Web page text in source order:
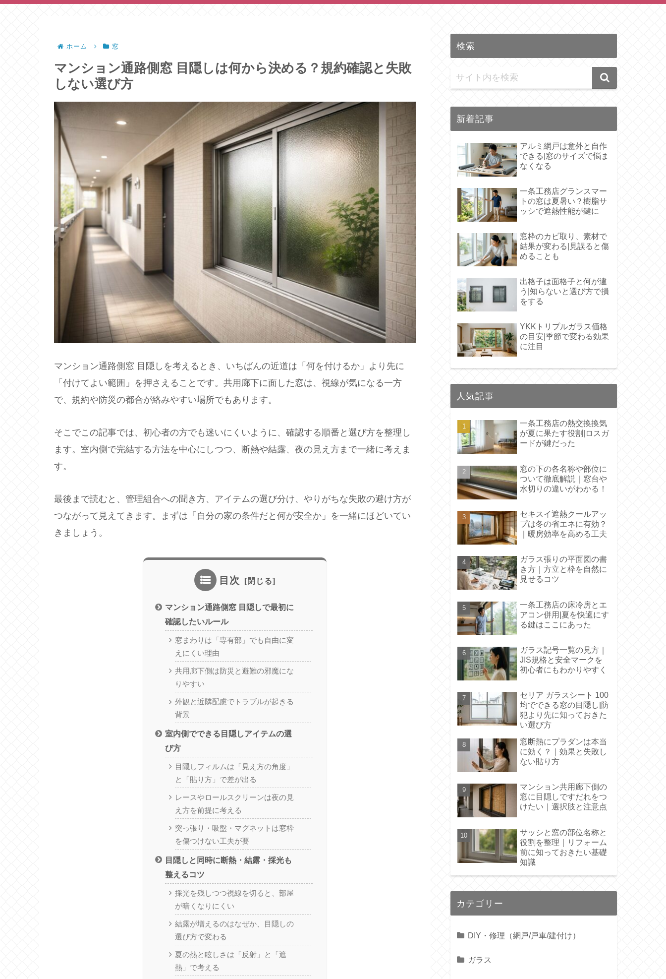
ホーム 窓
マンション通路側窓 目隠しは何から決める？規約確認と失敗
しない選び方
マンション通路側窓 目隠しを考えるとき、いちばんの近道は「何を付けるか」より先に
「付けてよい範囲」を押さえることです。共用廊下に面した窓は、視線が気になる一方
で、規約や防災の都合が絡みやすい場所でもあります。
そこでこの記事では、初心者の方でも迷いにくいように、確認する順番と選び方を整理し
ます。室内側で完結する方法を中心にしつつ、断熱や結露、夜の見え方まで一緒に考えま
す。
最後まで読むと、管理組合への聞き方、アイテムの選び分け、やりがちな失敗の避け方が
つながって見えてきます。まずは「自分の家の条件だと何が安全か」を一緒にほどいてい
きましょう。
目次
マンション通路側窓 目隠しで最初に
確認したいルール
窓まわりは「専有部」でも自由に変
えにくい理由
共用廊下側は防災と避難の邪魔にな
りやすい
外観と近隣配慮でトラブルが起きる
背景
室内側でできる目隠しアイテムの選
び方
目隠しフィルムは「見え方の角度」
と「貼り方」で差が出る
レースやロールスクリーンは夜の見
え方を前提に考える
突っ張り・吸盤・マグネットは窓枠
を傷つけない工夫が要
目隠しと同時に断熱・結露・採光も
整えるコツ
採光を残しつつ視線を切ると、部屋
が暗くなりにくい
結露が増えるのはなぜか、目隠しの
選び方で変わる
夏の熱と眩しさは「反射」と「遮
熱」で考える
検索
新着記事
アルミ網戸は意外と自作
できる|窓のサイズで悩ま
なくなる
一条工務店グランスマー
トの窓は夏暑い？樹脂サ
ッシで遮熱性能が鍵に
窓枠のカビ取り、素材で
結果が変わる|見誤ると傷
めることも
出格子は面格子と何が違
う|知らないと選び方で損
をする
YKKトリプルガラス価格
の目安|季節で変わる効果
に注目
人気記事
一条工務店の熱交換換気
が夏に果たす役割|ロスガ
ードが鍵だった
窓の下の各名称や部位に
ついて徹底解説｜窓台や
水切りの違いがわかる！
セキスイ遮熱クールアッ
プは冬の省エネに有効？
｜暖房効率を高める工夫
ガラス張りの平面図の書
き方｜方立と枠を自然に
見せるコツ
一条工務店の床冷房とエ
アコン併用|夏を快適にす
る鍵はここにあった
ガラス記号一覧の見方｜
JIS規格と安全マークを
初心者にもわかりやすく
セリア ガラスシート 100
均でできる窓の目隠し|防
犯より先に知っておきた
い選び方
窓断熱にプラダンは本当
に効く？｜効果と失敗し
ない貼り方
マンション共用廊下側の
窓に目隠しですだれをつ
けたい｜選択肢と注意点
サッシと窓の部位名称と
役割を整理｜リフォーム
前に知っておきたい基礎
知識
カテゴリー
DIY・修理（網戸/戸車/建付け）
ガラス